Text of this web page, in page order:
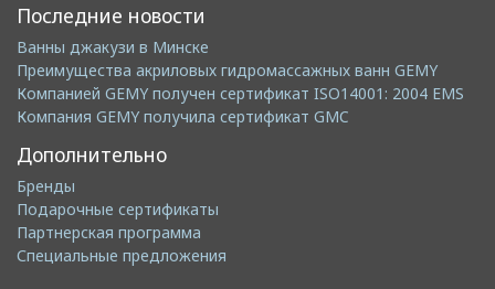
Последние новости
Ванны джакузи в Минске
Преимущества акриловых гидромассажных ванн GEMY
Компанией GEMY получен сертификат ISO14001: 2004 EMS
Компания GEMY получила сертификат GMC
Дополнительно
Бренды
Подарочные сертификаты
Партнерская программа
Специальные предложения